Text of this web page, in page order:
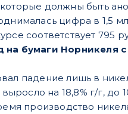
должны быть
цифра в 1,5
соответствует 795
бумаги Норникеля с
падение лишь в
на 18,8% г/г, до
производство